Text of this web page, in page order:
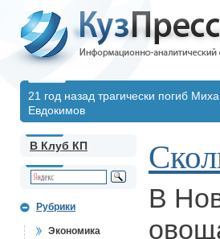
21 год назад трагически погиб
Евдокимов
В Клуб КП
Рубрики
Экономика
В